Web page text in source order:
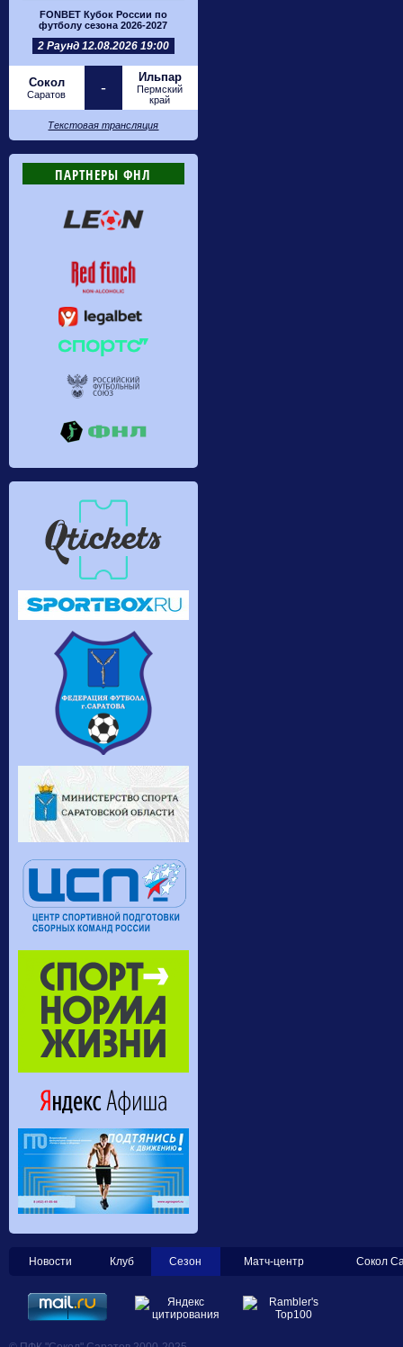
FONBET Кубок России по
футболу сезона 2026-2027
2 Раунд 12.08.2026 19:00
Сокол
Саратов -
Ильпар
Пермский
край
Текстовая трансляция
ПАРТНЕРЫ ФНЛ
Новости Клуб Сезон Матч-центр Сокол